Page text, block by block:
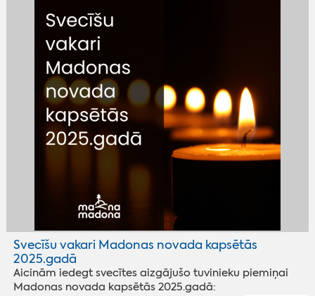
Svecīšu vakari Madonas novada kapsētās
2025.gadā
Aicinām iedegt svecītes aizgājušo tuvinieku piemiņai
Madonas novada kapsētās 2025.gadā: